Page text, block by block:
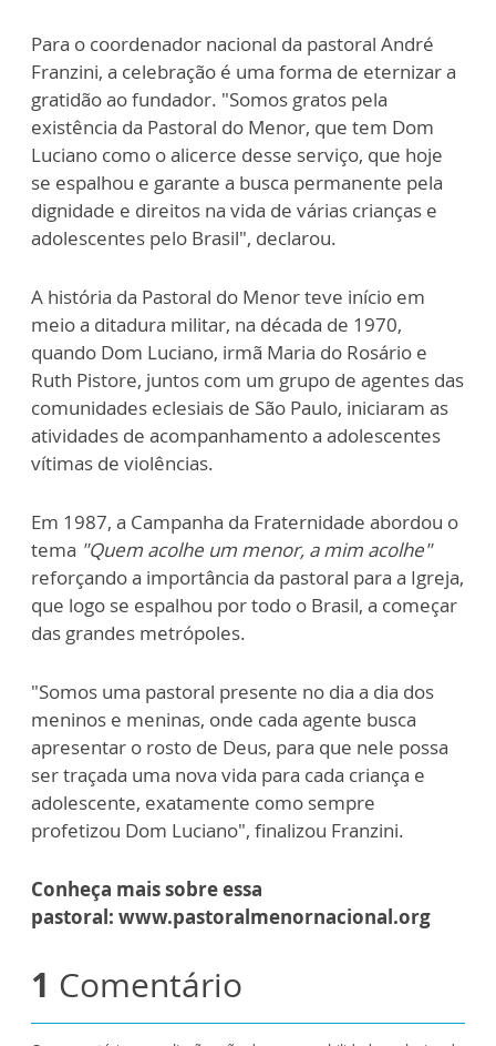
Para o coordenador nacional da pastoral André
Franzini, a celebração é uma forma de eternizar a
gratidão ao fundador. "Somos gratos pela
existência da Pastoral do Menor, que tem Dom
Luciano como o alicerce desse serviço, que hoje
se espalhou e garante a busca permanente pela
dignidade e direitos na vida de várias crianças e
adolescentes pelo Brasil", declarou.
A história da Pastoral do Menor teve início em
meio a ditadura militar, na década de 1970,
quando Dom Luciano, irmã Maria do Rosário e
Ruth Pistore, juntos com um grupo de agentes das
comunidades eclesiais de São Paulo, iniciaram as
atividades de acompanhamento a adolescentes
vítimas de violências.
Em 1987, a Campanha da Fraternidade abordou o
tema "Quem acolhe um menor, a mim acolhe"
reforçando a importância da pastoral para a Igreja,
que logo se espalhou por todo o Brasil, a começar
das grandes metrópoles.
"Somos uma pastoral presente no dia a dia dos
meninos e meninas, onde cada agente busca
apresentar o rosto de Deus, para que nele possa
ser traçada uma nova vida para cada criança e
adolescente, exatamente como sempre
profetizou Dom Luciano", finalizou Franzini.
Conheça mais sobre essa
pastoral: www.pastoralmenornacional.org
1 Comentário